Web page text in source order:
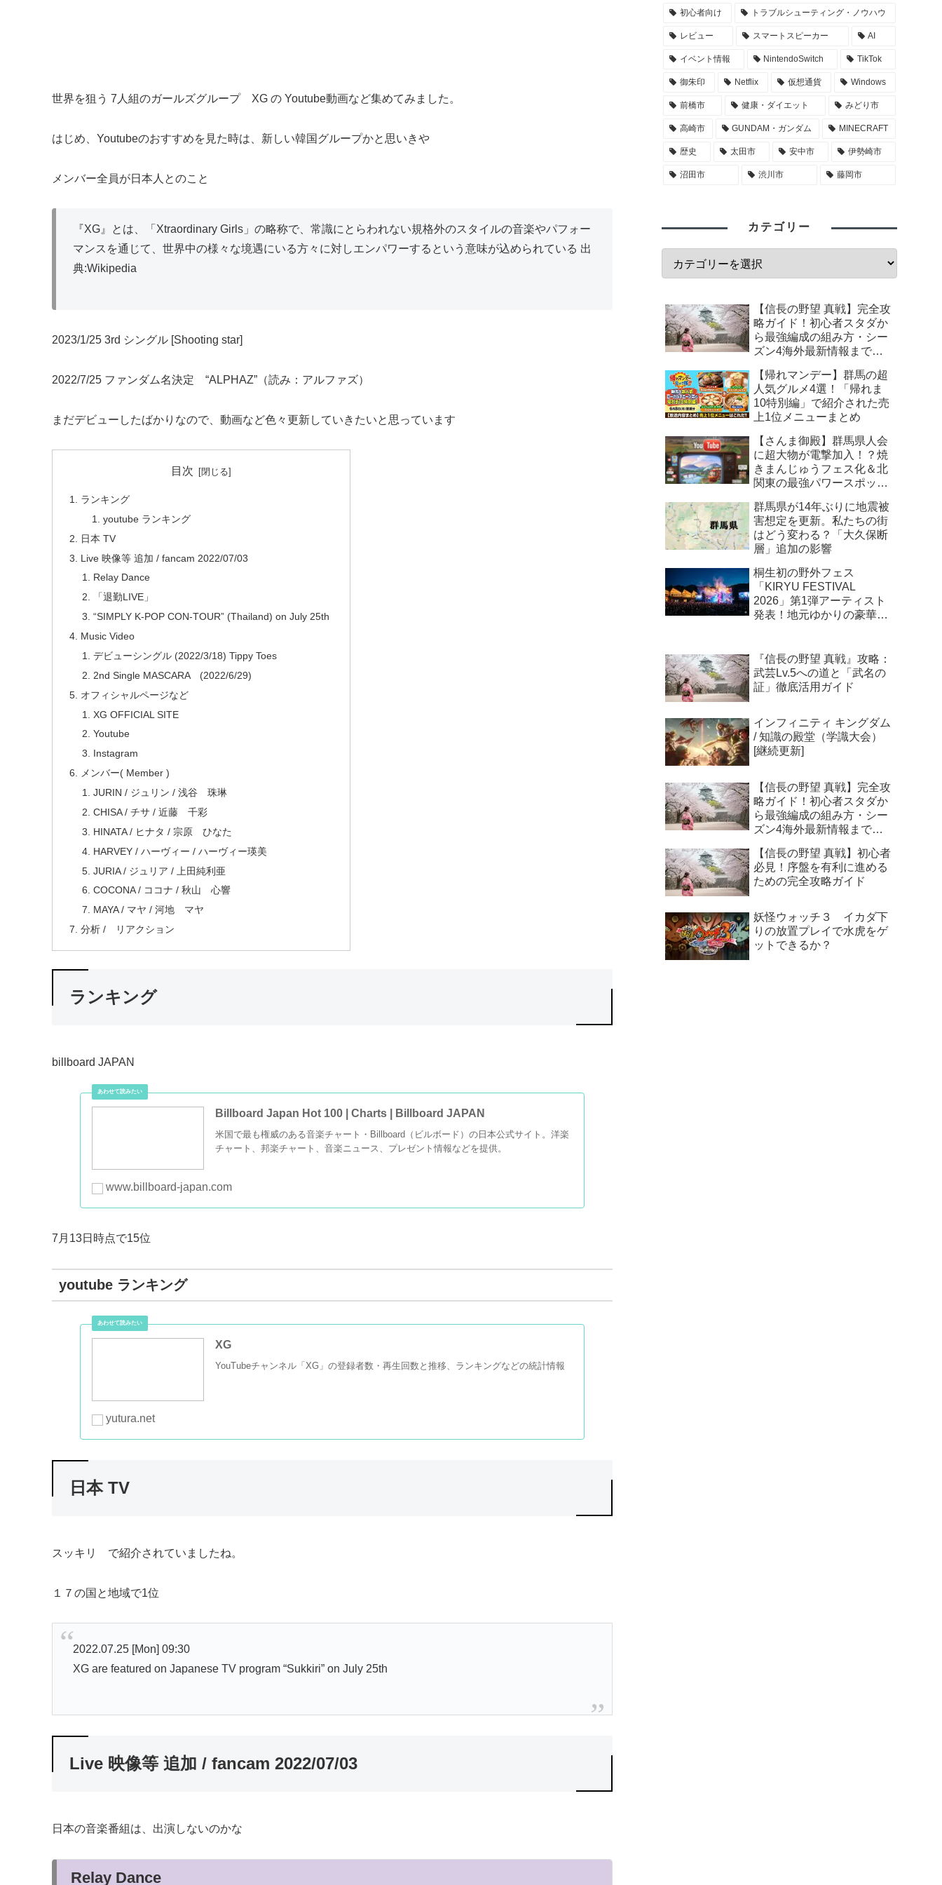
世界を狙う 7人組のガールズグループ XG の Youtube動画など集めてみました。
はじめ、Youtubeのおすすめを見た時は、新しい韓国グループかと思いきや
メンバー全員が日本人とのこと
『XG』とは、「Xtraordinary Girls」の略称で、常識にとらわれない規格外のスタイルの音楽やパフォー
マンスを通じて、世界中の様々な境遇にいる方々に対しエンパワーするという意味が込められている 出
典:Wikipedia
2023/1/25 3rd シングル [Shooting star]
2022/7/25 ファンダム名決定 “ALPHAZ”（読み：アルファズ）
まだデビューしたばかりなので、動画など色々更新していきたいと思っています
目次
ランキング
youtube ランキング
日本 TV
Live 映像等 追加 / fancam 2022/07/03
Relay Dance
「退勤LIVE」
“SIMPLY K-POP CON-TOUR” (Thailand) on July 25th
Music Video
デビューシングル (2022/3/18) Tippy Toes
2nd Single MASCARA (2022/6/29)
オフィシャルページなど
XG OFFICIAL SITE
Youtube
Instagram
メンバー( Member )
JURIN / ジュリン / 浅谷 珠琳
CHISA / チサ / 近藤 千彩
HINATA / ヒナタ / 宗原 ひなた
HARVEY / ハーヴィー / ハーヴィー瑛美
JURIA / ジュリア / 上田純利亜
COCONA / ココナ / 秋山 心響
MAYA / マヤ / 河地 マヤ
分析 / リアクション
ランキング
billboard JAPAN
Billboard Japan Hot 100 | Charts | Billboard JAPAN
米国で最も権威のある音楽チャート・Billboard（ビルボード）の日本公式サイト。洋楽
チャート、邦楽チャート、音楽ニュース、プレゼント情報などを提供。
www.billboard-japan.com
7月13日時点で15位
youtube ランキング
XG
YouTubeチャンネル「XG」の登録者数・再生回数と推移、ランキングなどの統計情報
yutura.net
日本 TV
スッキリ で紹介されていましたね。
１７の国と地域で1位
2022.07.25 [Mon] 09:30
XG are featured on Japanese TV program “Sukkiri” on July 25th
Live 映像等 追加 / fancam 2022/07/03
日本の音楽番組は、出演しないのかな
Relay Dance
初心者向け トラブルシューティング・ノウハウ
レビュー スマートスピーカー AI
イベント情報 NintendoSwitch TikTok
御朱印 Netflix 仮想通貨 Windows
前橋市 健康・ダイエット みどり市
高崎市 GUNDAM・ガンダム MINECRAFT
歴史 太田市 安中市 伊勢崎市
沼田市 渋川市 藤岡市
カテゴリー
【信長の野望 真戦】完全攻
略ガイド！初心者スタダか
ら最強編成の組み方・シー
ズン4海外最新情報まで徹
【帰れマンデー】群馬の超
人気グルメ4選！「帰れま
10特別編」で紹介された売
上1位メニューまとめ
【さんま御殿】群馬県人会
に超大物が電撃加入！？焼
きまんじゅうフェス化＆北
関東の最強パワースポット
群馬県が14年ぶりに地震被
害想定を更新。私たちの街
はどう変わる？「大久保断
層」追加の影響
桐生初の野外フェス
「KIRYU FESTIVAL
2026」第1弾アーティスト
発表！地元ゆかりの豪華ユ
『信長の野望 真戦』攻略：
武芸Lv.5への道と「武名の
証」徹底活用ガイド
インフィニティ キングダム
/ 知識の殿堂（学識大会）
[継続更新]
【信長の野望 真戦】完全攻
略ガイド！初心者スタダか
ら最強編成の組み方・シー
ズン4海外最新情報まで徹
【信長の野望 真戦】初心者
必見！序盤を有利に進める
ための完全攻略ガイド
妖怪ウォッチ３ イカダ下
りの放置プレイで水虎をゲ
ットできるか？